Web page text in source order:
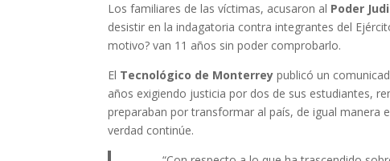
Los familiares de las víctimas, acusaron al Poder
desistir en la indagatoria contra integrantes del
motivo? van 11 años sin poder comprobarlo.
El Tecnológico de Monterrey publicó un
años exigiendo justicia por dos de sus estudiantes,
preparaban por transformar al país, de igual manera
verdad continúe.